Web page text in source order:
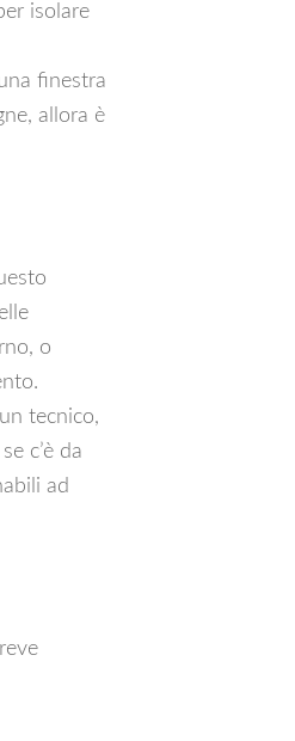
isolare
finestra
allora è
o
tecnico,
c’è da
ad